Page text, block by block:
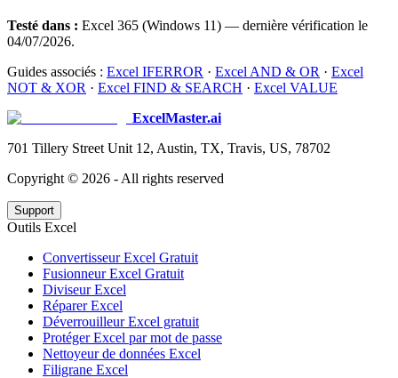
Testé dans : Excel 365 (Windows 11) — dernière vérification le
04/07/2026.
Guides associés : Excel IFERROR · Excel AND & OR · Excel
NOT & XOR · Excel FIND & SEARCH · Excel VALUE
ExcelMaster.ai
701 Tillery Street Unit 12, Austin, TX, Travis, US, 78702
Copyright © 2026 - All rights reserved
Support
Outils Excel
Convertisseur Excel Gratuit
Fusionneur Excel Gratuit
Diviseur Excel
Réparer Excel
Déverrouilleur Excel gratuit
Protéger Excel par mot de passe
Nettoyeur de données Excel
Filigrane Excel